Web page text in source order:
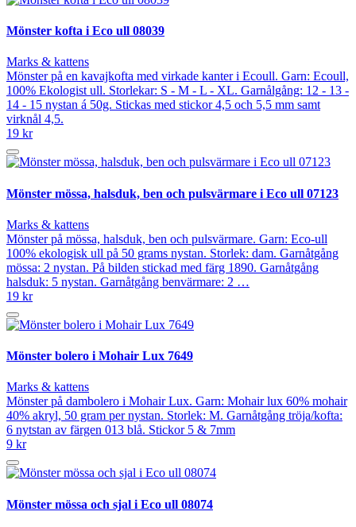
Mönster kofta i Eco ull 08039
Marks & kattens
Mönster på en kavajkofta med virkade kanter i Ecoull. Garn: Ecoull,
100% Ekologist ull. Storlekar: S - M - L - XL. Garnålgång: 12 - 13 -
14 - 15 nystan á 50g. Stickas med stickor 4,5 och 5,5 mm samt
virknål 4,5.
19 kr
Mönster mössa, halsduk, ben och pulsvärmare i Eco ull 07123
Marks & kattens
Mönster på mössa, halsduk, ben och pulsvärmare. Garn: Eco-ull
100% ekologisk ull på 50 grams nystan. Storlek: dam. Garnåtgång
mössa: 2 nystan. På bilden stickad med färg 1890. Garnåtgång
halsduk: 5 nystan. Garnåtgång benvärmare: 2 …
19 kr
Mönster bolero i Mohair Lux 7649
Marks & kattens
Mönster på dambolero i Mohair Lux. Garn: Mohair lux 60% mohair
40% akryl, 50 gram per nystan. Storlek: M. Garnåtgång tröja/kofta:
6 nytstan av färgen 013 blå. Stickor 5 & 7mm
9 kr
Mönster mössa och sjal i Eco ull 08074